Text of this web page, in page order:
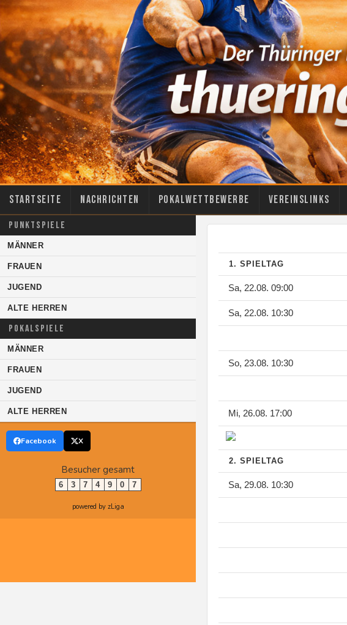
Startseite Nachrichten Pokalwettbewerbe Vereinslinks
PUNKTSPIELE
MÄNNER
FRAUEN
JUGEND
ALTE HERREN
POKALSPIELE
MÄNNER
FRAUEN
JUGEND
ALTE HERREN
Facebook X
Besucher gesamt
6 3 7 4 9 0 7
powered by zLiga
1. SPIELTAG
Sa, 22.08. 09:00
Sa, 22.08. 10:30
So, 23.08. 10:30
Mi, 26.08. 17:00
2. SPIELTAG
Sa, 29.08. 10:30